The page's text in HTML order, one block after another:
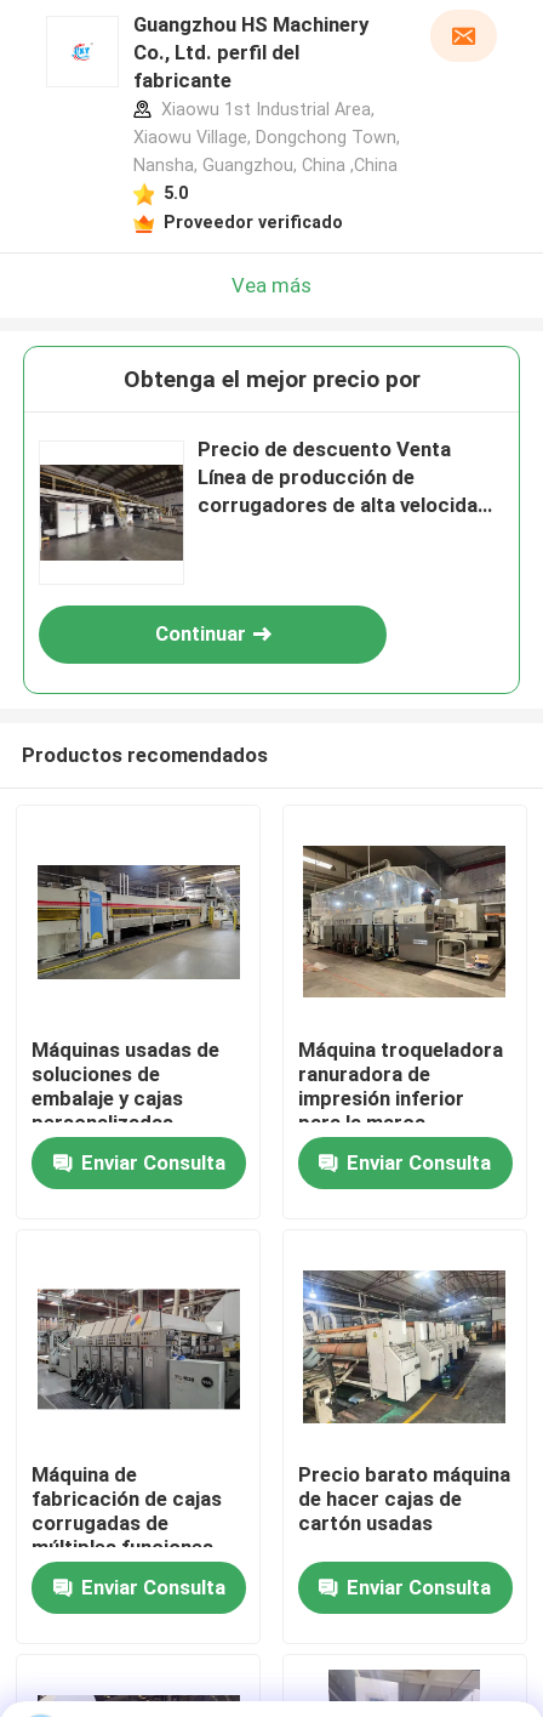
Productos
Vídeos
Viaje de la fábrica
Control de calidad
Éntrenos en contacto con
Noticias
impresora del cartón
Guangzhou HS Machinery
Co., Ltd. perfil del
fabricante
Xiaowu 1st Industrial Area,
Xiaowu Village, Dongchong Town,
Nansha, Guangzhou, China ,China
5.0
Proveedor verificado
Vea más
Obtenga el mejor precio por
Precio de descuento Venta
Línea de producción de
corrugadores de alta velocidad
Continuar
Productos recomendados
Máquinas usadas de
soluciones de
embalaje y cajas
personalizadas
Enviar Consulta
Máquina troqueladora
ranuradora de
impresión inferior
para la marca
APSTARHG1628 de
DongfangEnviar Consulta
Máquina de
fabricación de cajas
corrugadas de
múltiples funciones
Enviar Consulta
Precio barato máquina
de hacer cajas de
cartón usadas
Enviar Consulta